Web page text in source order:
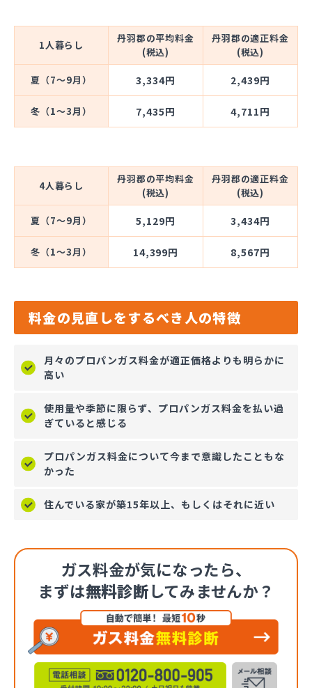
1人暮らし
丹羽郡の平均料金
(税込)
丹羽郡の適正料金
(税込)
夏（7～9月） 3,334円 2,439円
冬（1～3月） 7,435円 4,711円
4人暮らし
丹羽郡の平均料金
(税込)
丹羽郡の適正料金
(税込)
夏（7～9月） 5,129円 3,434円
冬（1～3月） 14,399円 8,567円
料金の見直しをするべき人の特徴
月々のプロパンガス料金が適正価格よりも明らかに
高い
使用量や季節に限らず、プロパンガス料金を払い過
ぎていると感じる
プロパンガス料金について今まで意識したこともな
かった
住んでいる家が築15年以上、もしくはそれに近い
ガス料金が気になったら、
まずは無料診断してみませんか？